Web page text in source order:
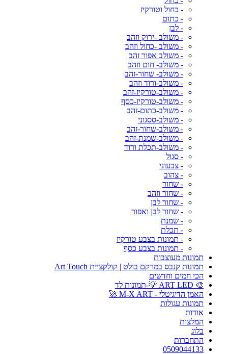
- כחול וטורקיז
- כתום
- לבן
- משולב -ירוק וזהב
- משולב -כחול וזהב
- משולב אפור זהב
- משולב- חום וזהב
- משולב- שחור-זהב
- משולב-ורוד וזהב
- משולב-טורקיז-זהב
- משולב-טורקיז-כסף
- משולב-כתום-זהב
- משולב-ססגוני
- משולב-שחור-זהב
- משולב-שמנת-זהב
- משולב-תכלת ורוד
- סגול
- צבעוני
- צהוב
- שחור
- שחור וזהב
- שחור לבן
- שחור לבן ואפור
- שמנת
- תכלת
- תמונות בצבע טורקיז
- תמונות בצבע כסף
תמונות מעוצבות
תמונות קנבס במרקם בולט | קולקציית Art Touch
הכי חמים וחדשים
🎨 ART LED 💡-תמונות לד
האמן הדיגיטלי - M-X ART 🚀
תמונות עגולות
אודות
המלצות
בלוג
התחברות
0509044133